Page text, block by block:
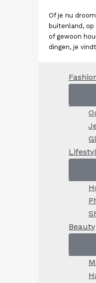
Of je nu
buitenland,
of gewoon
dingen, je
Beauty